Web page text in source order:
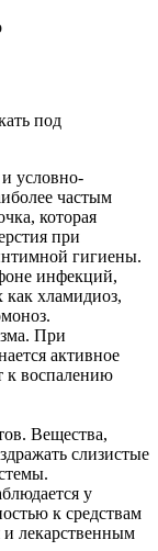
под
условно-
частым
которая
при
гигиены.
инфекций,
хламидиоз,
При
активное
к воспалению
Вещества,
слизистые
у
к средствам
лекарственным